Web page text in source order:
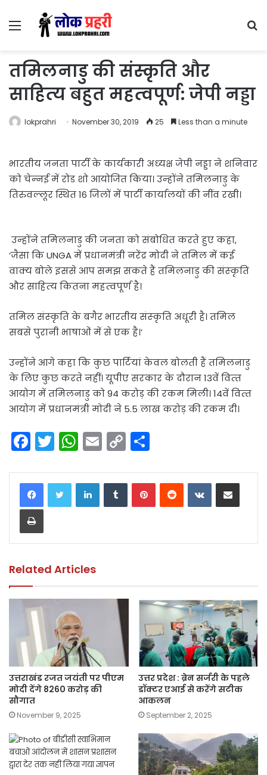
Menu
तमिलनाडु की संस्‍कृति और
साहित्‍य बहुत महत्‍वपूर्ण: जेपी नड्डा
lokprahri November 30, 2019 25 Less than a minute
भारतीय जनता पार्टी के कार्यकारी अध्‍यक्ष जेपी नड्डा ने शनिवार
को चेन्‍नई में रोड शो आयोजित किया। उन्‍होंने तमिलनाडु के
तिरुवल्‍लूर स्थित 16 जिलों में पार्टी कार्यालयों की नींव रखी।
उन्‍होंने तमिलनाडु की जनता को संबोधित करते हुए कहा,
‘जैसा कि UNGA में प्रधानमंत्री नरेंद्र मोदी ने तमिल में कई
वाक्‍य बोले इससे आप समझ सकते हैं तमिलनाडु की संस्‍कृति
और साहित्‍य कितना महत्‍वपूर्ण है।
तमिल संस्‍कृति के बगैर भारतीय संस्‍कृति अधूरी है। तमिल
सबसे पुरानी भाषाओं में से एक है।’
उन्‍होंने आगे कहा कि कुछ पार्टियां केवल बोलती हैं तमिलनाडु
के लिए कुछ करते नहीं। यूपीए सरकार के दौरान 13वें वित्‍त
आयोग में तमिलनाडु को 94 करोड़ की रकम मिली। 14वें वित्‍त
आयोग में प्रधानमंत्री मोदी ने 5.5 लाख करोड़ की रकम दी।
F
c
e
b
o
k
T
itt
er
W
a
ts
p
E
ai
l
C
p
y
n
ar
e
LinkedInTumblrPinterestReddit VKontakteShare via Email
Print
Related Articles
उत्तराखंड रजत जयंती पर पीएम
मोदी देंगे 8260 करोड़ की
सौगात
November 9, 2025
उत्तर प्रदेश : ब्रेन सर्जरी के पहले
डॉक्टर एआई से करेंगे सटीक
आकलन
September 2, 2025